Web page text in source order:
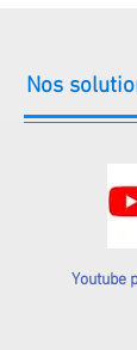
Nos
Youtube